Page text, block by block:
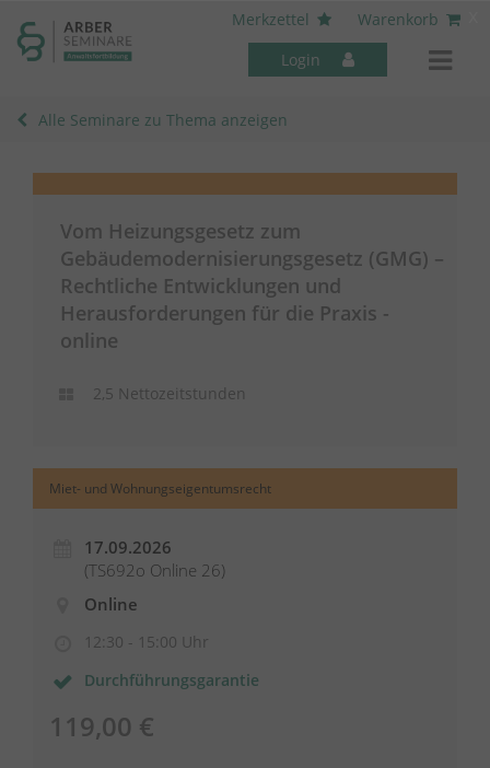
Merkzettel
Warenkorb
Login
Mitarbeiter-Seminare
Alle Seminare zu Thema anzeigen
Vom Heizungsgesetz zum
Gebäudemodernisierungsgesetz (GMG) –
Rechtliche Entwicklungen und
Herausforderungen für die Praxis -
online
2,5 Nettozeitstunden
Miet- und Wohnungseigentumsrecht
17.09.2026
(TS692o Online 26)
Online
12:30 - 15:00 Uhr
Durchführungsgarantie
119,00 €